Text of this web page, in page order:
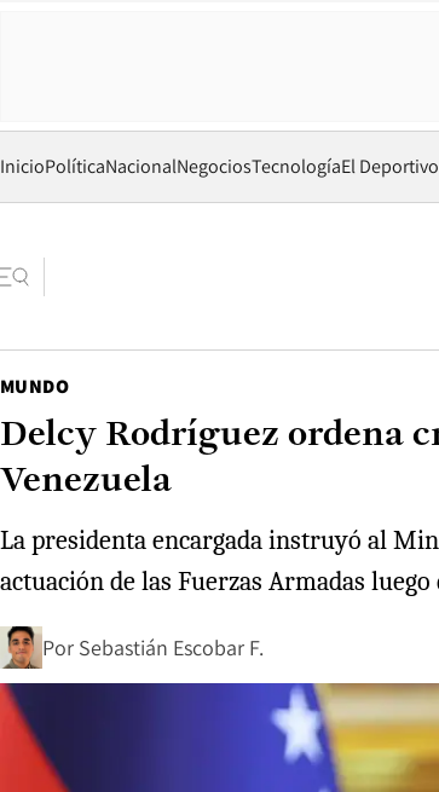
InicioPolíticaNacionalNegociosTecnologíaEl Deportivo
MUNDO
Delcy Rodríguez ordena
Venezuela
La presidenta encargada instruyó al
actuación de las Fuerzas Armadas
Por Sebastián Escobar F.